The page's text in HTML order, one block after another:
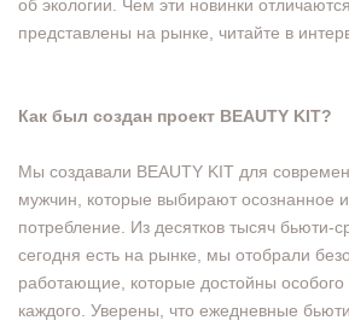
об экологии. Чем эти новинки
представлены на рынке, читайте в
Как был создан проект BEAUTY KIT?
Мы создавали BEAUTY KIT для
мужчин, которые выбирают осознанное и
потребление. Из десятков тысяч бьюти-
сегодня есть на рынке, мы отобрали
работающие, которые достойны особого
каждого. Уверены, что ежедневные